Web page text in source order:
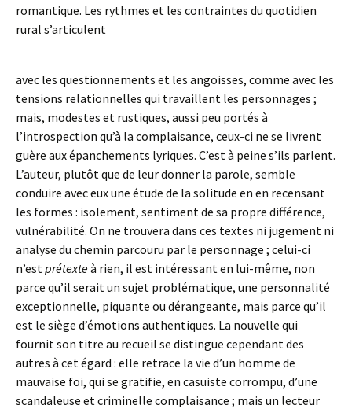
romantique. Les rythmes et les contraintes du quotidien
rural s’articulent
avec les questionnements et les angoisses, comme avec les
tensions relationnelles qui travaillent les personnages ;
mais, modestes et rustiques, aussi peu portés à
l’introspection qu’à la complaisance, ceux-ci ne se livrent
guère aux épanchements lyriques. C’est à peine s’ils parlent.
L’auteur, plutôt que de leur donner la parole, semble
conduire avec eux une étude de la solitude en en recensant
les formes : isolement, sentiment de sa propre différence,
vulnérabilité. On ne trouvera dans ces textes ni jugement ni
analyse du chemin parcouru par le personnage ; celui-ci
n’est prétexteà rien, il est intéressant en lui-même, non
parce qu’il serait un sujet problématique, une personnalité
exceptionnelle, piquante ou dérangeante, mais parce qu’il
est le siège d’émotions authentiques. La nouvelle qui
fournit son titre au recueil se distingue cependant des
autres à cet égard : elle retrace la vie d’un homme de
mauvaise foi, qui se gratifie, en casuiste corrompu, d’une
scandaleuse et criminelle complaisance ; mais un lecteur